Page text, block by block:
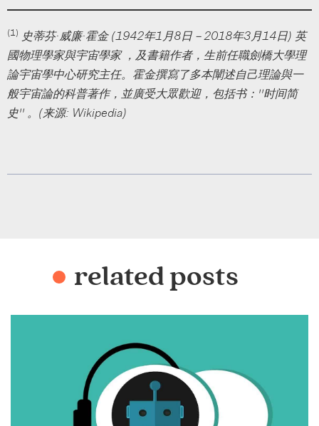
(1) 史蒂芬·威廉·霍金 (1942年1月8日－2018年3月14日) 英
國物理學家與宇宙學家 ，及書籍作者，生前任職劍橋大學理
論宇宙學中心研究主任。霍金撰寫了多本闡述自己理論與一
般宇宙論的科普著作，並廣受大眾歡迎，包括书：“时间简
史” 。(来源: Wikipedia)
related posts